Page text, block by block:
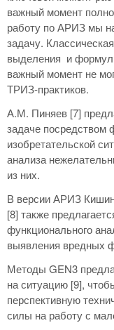
важный момент
работу по АРИЗ мы
задачу.
выделения и
важный момент не
ТРИЗ-практиков.
А.М. Пиняев [7]
задаче посредством
изобретательской
анализа
из них.
В версии АРИЗ
[8] также
функционального
выявления вредных
Методы GEN3
на ситуацию [9],
перспективную
силы на работу с